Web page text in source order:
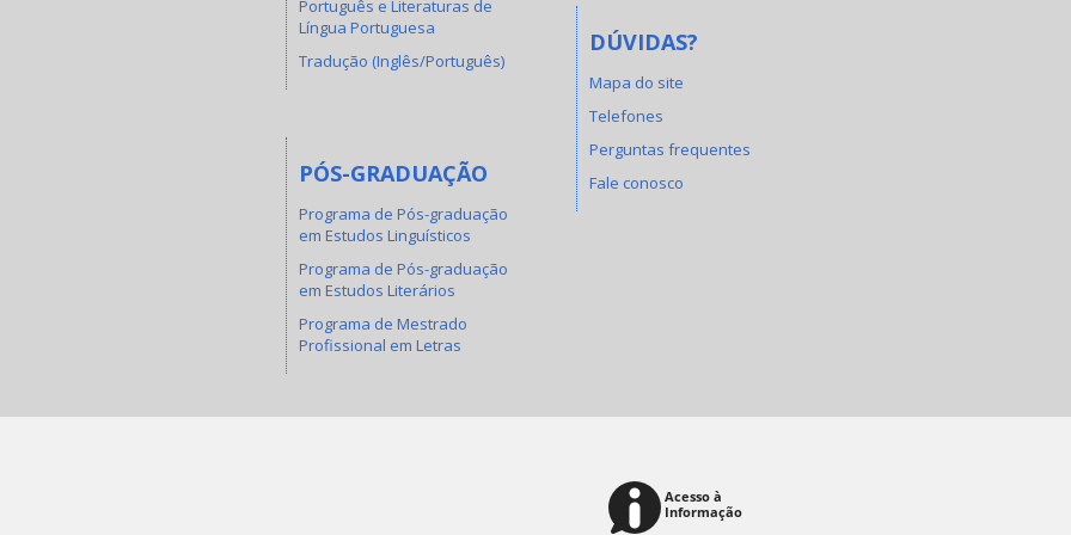
Português e Literaturas de
Língua Portuguesa
Tradução (Inglês/Português)
PÓS-GRADUAÇÃO
Programa de Pós-graduação
em Estudos Linguísticos
Programa de Pós-graduação
em Estudos Literários
Programa de Mestrado
Profissional em Letras
DÚVIDAS?
Mapa do site
Telefones
Perguntas frequentes
Fale conosco